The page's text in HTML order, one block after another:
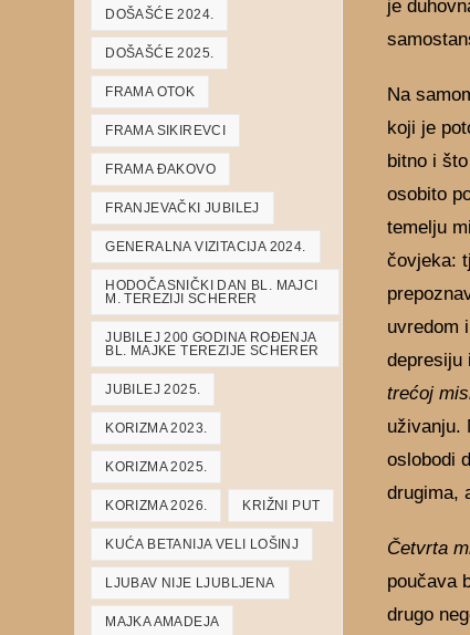
je
Na
koji je
bitno i
osobito
temelju
čovjeka:
uvredom
depresiju
trećoj
uživanju.
oslobodi
drugima,
Četvrta
poučava
drugo
DOŠAŠĆE 2024.
DOŠAŠĆE 2025.
FRAMA OTOK
FRAMA SIKIREVCI
FRAMA ĐAKOVO
FRANJEVAČKI JUBILEJ
GENERALNA VIZITACIJA 2024.
HODOČASNIČKI DAN BL. MAJCI
M. TEREZIJI SCHERER
JUBILEJ 200 GODINA ROĐENJA
BL. MAJKE TEREZIJE SCHERER
JUBILEJ 2025.
KORIZMA 2023.
KORIZMA 2025.
KORIZMA 2026. KRIŽNI PUT
KUĆA BETANIJA VELI LOŠINJ
LJUBAV NIJE LJUBLJENA
MAJKA AMADEJA